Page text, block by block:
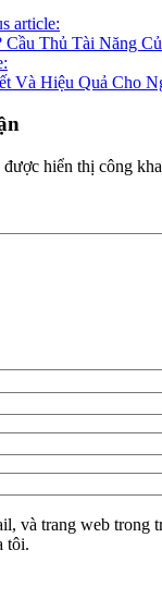
article:
Thủ Tài Năng
Và Hiệu Quả Cho
hiển thị công
và trang web trong
tôi.